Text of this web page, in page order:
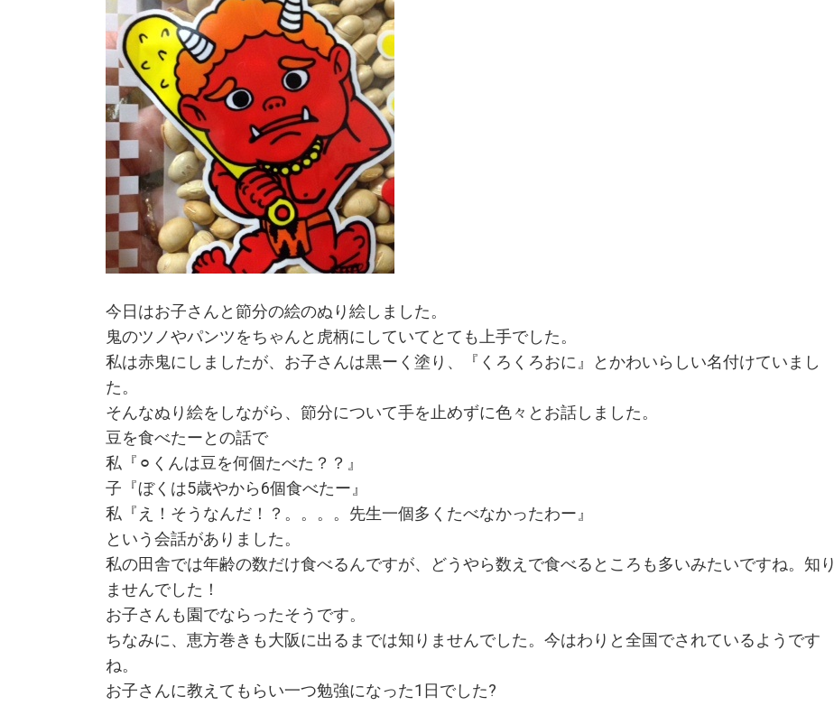
今日はお子さんと節分の絵のぬり絵しました。
鬼のツノやパンツをちゃんと虎柄にしていてとても上手でした。
私は赤鬼にしましたが、お子さんは黒ーく塗り、『くろくろおに』とかわいらしい名付けていまし
た。
そんなぬり絵をしながら、節分について手を止めずに色々とお話しました。
豆を食べたーとの話で
私『⚪︎くんは豆を何個たべた？？』
子『ぼくは5歳やから6個食べたー』
私『え！そうなんだ！？。。。。先生一個多くたべなかったわー』
という会話がありました。
私の田舎では年齢の数だけ食べるんですが、どうやら数えで食べるところも多いみたいですね。知り
ませんでした！
お子さんも園でならったそうです。
ちなみに、恵方巻きも大阪に出るまでは知りませんでした。今はわりと全国でされているようです
ね。
お子さんに教えてもらい一つ勉強になった1日でした?